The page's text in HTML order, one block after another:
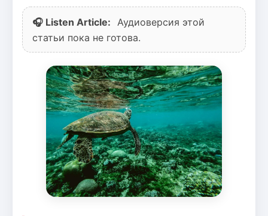
🎧 Listen Article:
Аудиоверсия этой
статьи пока не готова.